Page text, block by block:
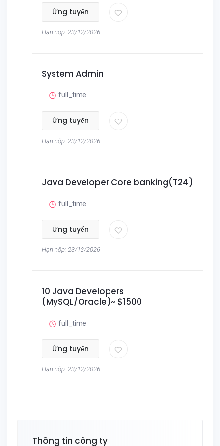
Ứng tuyển
Hạn nộp: 23/12/2026
System Admin
full_time
Ứng tuyển
Hạn nộp: 23/12/2026
Java Developer Core banking(T24)
full_time
Ứng tuyển
Hạn nộp: 23/12/2026
10 Java Developers
(MySQL/Oracle)~ $1500
full_time
Ứng tuyển
Hạn nộp: 23/12/2026
Thông tin công ty